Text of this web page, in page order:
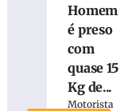
Homem
é preso
com
quase 15
Kg de...
Motorista